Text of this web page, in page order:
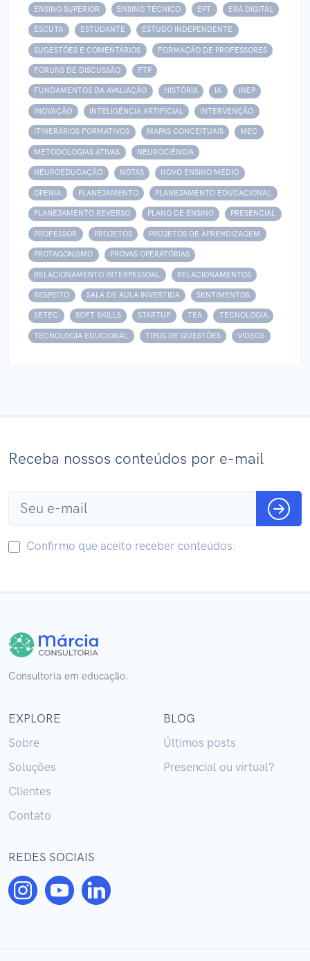
ENSINO SUPERIOR ENSINO TÉCNICO EPT ERA DIGITAL
ESCUTA ESTUDANTE ESTUDO INDEPENDENTE
SUGESTÕES E COMENTÁRIOS FORMAÇÃO DE PROFESSORES
FÓRUNS DE DISCUSSÃO FTP
FUNDAMENTOS DA AVALIAÇÃO HISTÓRIA IA INEP
INOVAÇÃO INTELIGÊNCIA ARTIFICIAL INTERVENÇÃO
ITINERÁRIOS FORMATIVOS MAPAS CONCEITUAIS MEC
METODOLOGIAS ATIVAS NEUROCIÊNCIA
NEUROEDUCAÇÃO NOTAS NOVO ENSINO MÉDIO
OPENIA PLANEJAMENTO PLANEJAMENTO EDUCACIONAL
PLANEJAMENTO REVERSO PLANO DE ENSINO PRESENCIAL
PROFESSOR PROJETOS PROJETOS DE APRENDIZAGEM
PROTAGONISMO PROVAS OPERATÓRIAS
RELACIONAMENTO INTERPESSOAL RELACIONAMENTOS
RESPEITO SALA DE AULA INVERTIDA SENTIMENTOS
SETEC SOFT SKILLS STARTUP TEA TECNOLOGIA
TECNOLOGIA EDUCIONAL TIPOS DE QUESTÕES VÍDEOS
Receba nossos conteúdos por e-mail
Confirmo que aceito receber conteúdos.
Consultoria em educação.
EXPLORE
Sobre
Soluções
Clientes
Contato
BLOG
Últimos posts
Presencial ou virtual?
REDES SOCIAIS